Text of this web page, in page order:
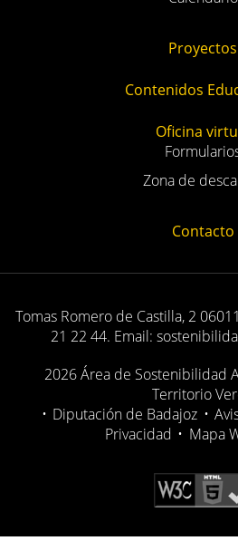
Proyectos
Contenidos
Oficina
Zona de
Contacto
Tomas Romero de Castilla, 2
21 22 44. Email:
2026 Área de Sostenibilidad
Territorio
• Diputación de Badajoz •
Privacidad • Mapa